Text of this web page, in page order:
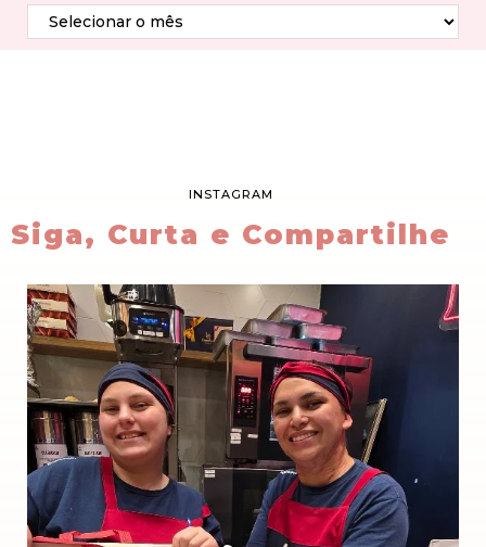
INSTAGRAM
Siga, Curta e Compartilhe